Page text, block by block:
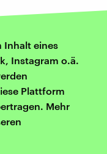
Inhalt eines
Instagram o.ä.
Plattform
Mehr